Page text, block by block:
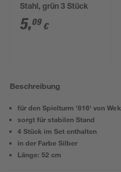
Stahl, grün 3 Stück
5,09 €
Beschreibung
für den Spielturm '816' von
sorgt für stabilen Stand
4 Stück im Set enthalten
in der Farbe Silber
Länge: 52 cm